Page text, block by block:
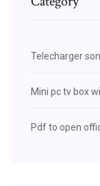
Telecharger
Mini pc tv box
Pdf to open